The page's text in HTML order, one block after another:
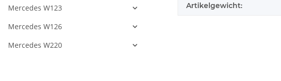
Artikelgewicht:
Mercedes W123
Mercedes W126
Mercedes W220